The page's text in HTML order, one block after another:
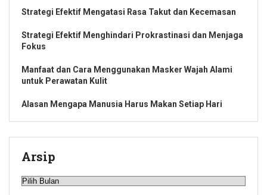
Strategi Efektif Mengatasi Rasa Takut dan Kecemasan
Strategi Efektif Menghindari Prokrastinasi dan Menjaga
Fokus
Manfaat dan Cara Menggunakan Masker Wajah Alami
untuk Perawatan Kulit
Alasan Mengapa Manusia Harus Makan Setiap Hari
Arsip
Arsip